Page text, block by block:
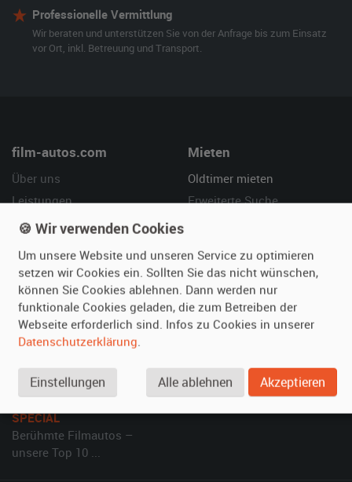
Professionelle Vermittlung
Wir beraten und unterstützen Sie von der Anfrage bis zum Einsatz
vor Ort, inkl. Betreuung und Transport.
film-autos.com
Über uns
Leistungen
Referenzen
Mieten
Oldtimer mieten
Erweiterte Suche
Vermieten
Oldtimer anmelden
Fotos senden
Inserat verwalten
Hilfe
Häufige Fragen (FAQ)
So funktioniert's
SPECIAL
Berühmte Filmautos –
unsere Top 10 ...
🍪 Wir verwenden Cookies
Um unsere Website und unseren Service zu optimieren
setzen wir Cookies ein. Sollten Sie das nicht wünschen,
können Sie Cookies ablehnen. Dann werden nur
funktionale Cookies geladen, die zum Betreiben der
Webseite erforderlich sind. Infos zu Cookies in unserer
Datenschutzerklärung.
Einstellungen Alle ablehnen Akzeptieren